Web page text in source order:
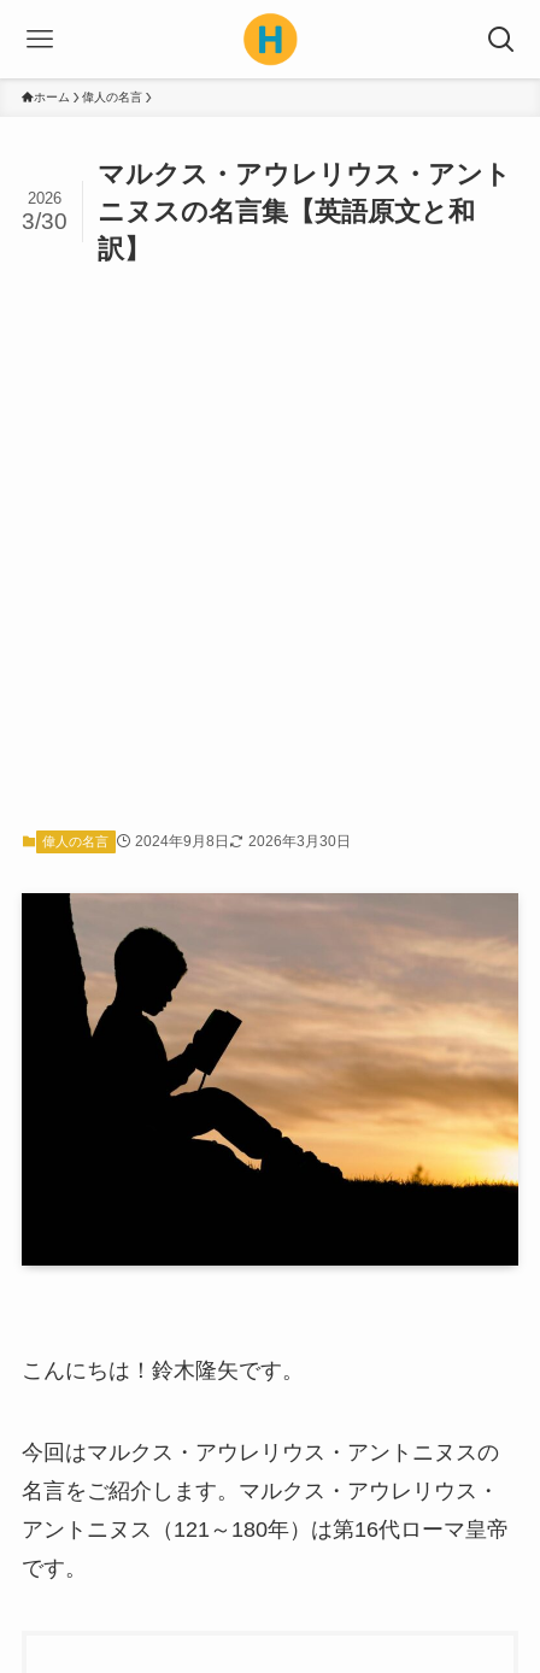
ホーム 偉人の名言
マルクス・アウレリウス・アント
ニヌスの名言集【英語原文と和
訳】
2026
3/30
偉人の名言 2024年9月8日 2026年3月30日
こんにちは！鈴木隆矢です。
今回はマルクス・アウレリウス・アントニヌスの
名言をご紹介します。マルクス・アウレリウス・
アントニヌス（121～180年）は第16代ローマ皇帝
です。